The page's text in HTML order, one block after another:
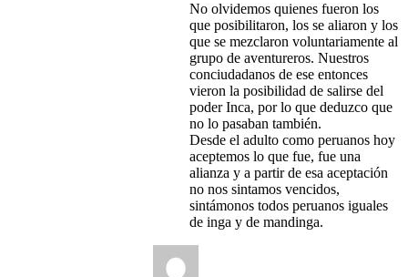
No olvidemos quienes fueron los
que posibilitaron, los se aliaron y los
que se mezclaron voluntariamente al
grupo de aventureros. Nuestros
conciudadanos de ese entonces
vieron la posibilidad de salirse del
poder Inca, por lo que deduzco que
no lo pasaban también.
Desde el adulto como peruanos hoy
aceptemos lo que fue, fue una
alianza y a partir de esa aceptación
no nos sintamos vencidos,
sintámonos todos peruanos iguales
de inga y de mandinga.